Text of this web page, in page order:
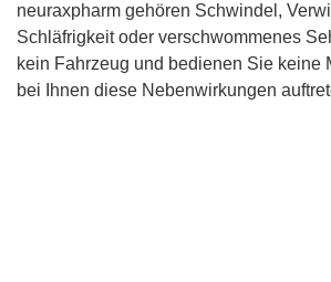
neuraxpharm gehören Schwindel,
Schläfrigkeit oder verschwommenes
kein Fahrzeug und bedienen Sie keine
bei Ihnen diese Nebenwirkungen